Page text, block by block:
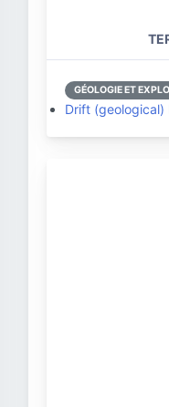
GÉOLOGIE ET
Drift (geological)